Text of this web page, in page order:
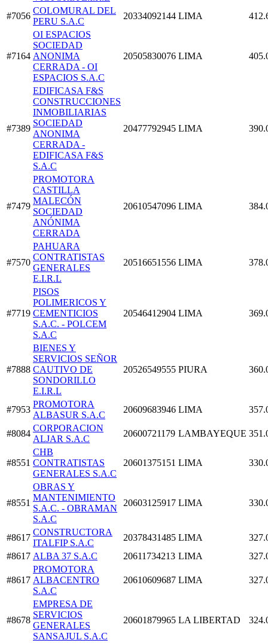
#7056
COLOMURAL DEL
PERU S.A.C
20334092144 LIMA
#7164
OI ESPACIOS
SOCIEDAD
ANONIMA
CERRADA - OI
ESPACIOS S.A.C
20505830076 LIMA
#7389
EDIFICASA F&S
CONSTRUCCIONES
INMOBILIARIAS
SOCIEDAD
ANONIMA
CERRADA -
EDIFICASA F&S
S.A.C
20477792945 LIMA
#7479
PROMOTORA
CASTILLA
MALECÓN
SOCIEDAD
ANÓNIMA
CERRADA
20610547096 LIMA
#7570
PAHUARA
CONTRATISTAS
GENERALES
E.I.R.L
20516651556 LIMA
#7719
PISOS
POLIMERICOS Y
CEMENTICIOS
S.A.C. - POLCEM
S.A.C
20546412904 LIMA
#7888
BIENES Y
SERVICIOS SEÑOR
CAUTIVO DE
SONDORILLO
E.I.R.L
20526549555 PIURA
#7953
PROMOTORA
ALBASUR S.A.C
20609683946 LIMA
#8084
CORPORACION
ALJAR S.A.C
20600721179 LAMBAYEQUE
#8551
CHB
CONTRATISTAS
GENERALES S.A.C
20601375151 LIMA
#8551
OBRAS Y
MANTENIMIENTO
S.A.C. - OBRAMAN
S.A.C
20603125917 LIMA
#8617
CONSTRUCTORA
ITALFIP S.A.C
20378431485 LIMA
#8617 ALBA 37 S.A.C 20611734213 LIMA
#8617
PROMOTORA
ALBACENTRO
S.A.C
20610609687 LIMA
#8678
EMPRESA DE
SERVICIOS
GENERALES
SANSAJUL S.A.C
20601879965 LA LIBERTAD